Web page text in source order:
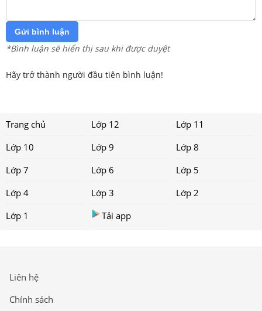
Gửi bình luận
*Bình luận sẽ hiển thị sau khi được duyệt
Hãy trở thành người đầu tiên bình luận!
Trang chủ Lớp 12
Lớp 11
Lớp 10
Lớp 9
Lớp 8
Lớp 7
Lớp 6
Lớp 5
Lớp 4
Lớp 3
Lớp 2
Lớp 1
Tải app
Liên hệ
Chính sách